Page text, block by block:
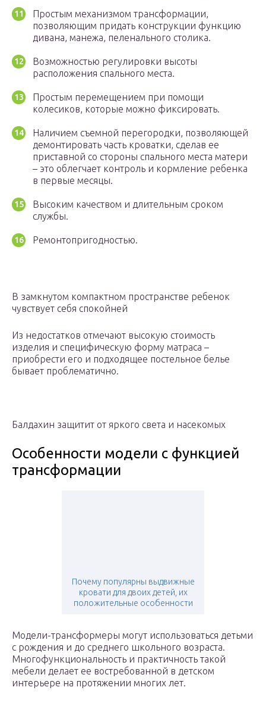
Простым механизмом трансформации,
позволяющим придать конструкции функцию
дивана, манежа, пеленального столика.
Возможностью регулировки высоты
расположения спального места.
Простым перемещением при помощи
колесиков, которые можно фиксировать.
Наличием съемной перегородки, позволяющей
демонтировать часть кроватки, сделав ее
приставной со стороны спального места матери
– это облегчает контроль и кормление ребенка
в первые месяцы.
Высоким качеством и длительным сроком
службы.
Ремонтопригодностью.
В замкнутом компактном пространстве ребенок
чувствует себя спокойней
Из недостатков отмечают высокую стоимость
изделия и специфическую форму матраса –
приобрести его и подходящее постельное белье
бывает проблематично.
Балдахин защитит от яркого света и насекомых
Особенности модели с функцией
трансформации
Почему популярны выдвижные
кровати для двоих детей, их
положительные особенности
Модели-трансформеры могут использоваться детьми
с рождения и до среднего школьного возраста.
Многофункциональность и практичность такой
мебели делает ее востребованной в детском
интерьере на протяжении многих лет.